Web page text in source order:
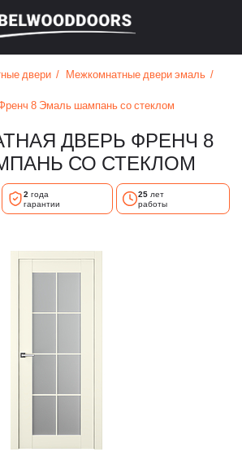
двери
Межкомнатные двери эмаль
8 Эмаль шампань со стеклом
ДВЕРЬ ФРЕНЧ 8
СО СТЕКЛОМ
2 года
гарантии
25лет
работы